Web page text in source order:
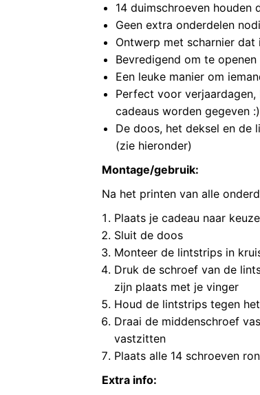
14 duimschroeven houden
Geen extra onderdelen
Ontwerp met scharnier
Bevredigend om te
Een leuke manier om
Perfect voor
cadeaus worden gegeven :)
De doos, het deksel en de
(zie hieronder)
Montage/gebruik:
Na het printen van alle
Plaats je cadeau naar
Sluit de doos
Monteer de lintstrips in
Druk de schroef van de
zijn plaats met je vinger
Houd de lintstrips tegen
Draai de middenschroef
vastzitten
Plaats alle 14 schroeven
Extra info: